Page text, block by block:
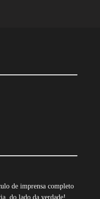
de imprensa completo
do lado da verdade!